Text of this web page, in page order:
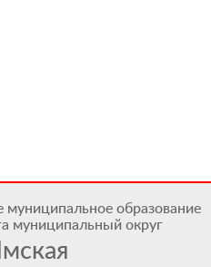
муниципальное образование
муниципальный округ